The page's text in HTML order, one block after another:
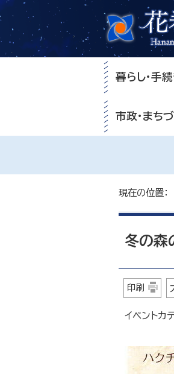
暮らし・手
市政・まちづ
現在の位置：
冬の森
印刷
イベントカテ